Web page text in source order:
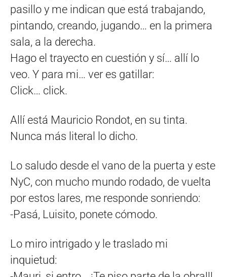
pasillo y me indican que está trabajando,
pintando, creando, jugando… en la primera
sala, a la derecha.
Hago el trayecto en cuestión y sí… allí lo
veo. Y para mi… ver es gatillar:
Click… click.
Allí está Mauricio Rondot, en su tinta.
Nunca más literal lo dicho.
Lo saludo desde el vano de la puerta y este
NyC, con mucho mundo rodado, de vuelta
por estos lares, me responde sonriendo:
-Pasá, Luisito, ponete cómodo.
Lo miro intrigado y le traslado mi
inquietud: